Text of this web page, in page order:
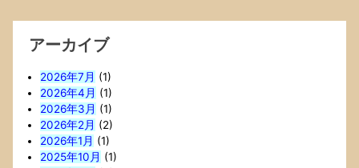
アーカイブ
2026年7月 (1)
2026年4月 (1)
2026年3月 (1)
2026年2月 (2)
2026年1月 (1)
2025年10月 (1)